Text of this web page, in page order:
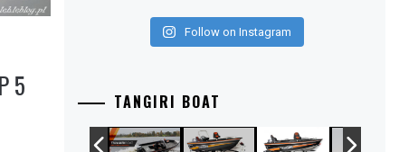
5
Follow on Instagram
TANGIRI BOAT